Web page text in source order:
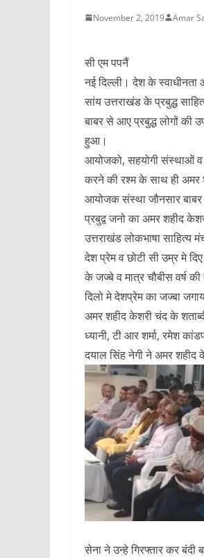
November 2, 2019 Amar
सी एम पपनैं
नई दिल्ली। देश के स्वाधीनता
सांय उत्तराखंड के प्रबुद्ध
बाबर से आए प्रबुद्ध लोगों की
हुआ।
आयोजको, सहयोगी संस्थाओं व
करने की रश्म के साथ ही अमर
आयोजक संस्था जौनसार बाबर
प्रबुद्व जनो का अमर शहीद
उत्तराखंड लोकभाषा
देश प्रेम व छोटी सी उम्र मे
के जज्बे व मात्र चौबीस वर्ष
दिलो मे देशप्रेम का जज्बा
अमर शहीद केशरी चंद के
ध्यानी, टी आर शर्मा, रमेश
दयाल सिंह नेगी ने अमर शहीद
सेना ने उन्हे गिरफ्तार कर बंदी